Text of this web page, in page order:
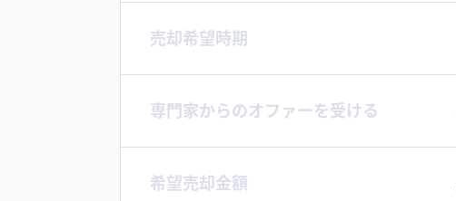
売却希望時期
専門家からのオファーを受ける
希望売却金額